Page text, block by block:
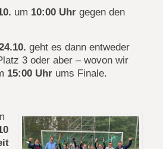
um 10:00 Uhrgegen den
geht es dann entweder
3 oder aber – wovon wir
15:00 Uhrums Finale.